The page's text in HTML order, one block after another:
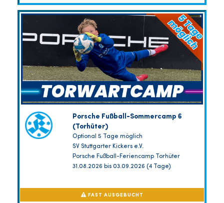
Porsche Fußball-Sommercamp 6
(Torhüter)
Optional 5 Tage möglich
SV Stuttgarter Kickers e.V.
Porsche Fußball-Feriencamp Torhüter
31.08.2026 bis 03.09.2026 (4 Tage)
FAST AUSGEBUCHT